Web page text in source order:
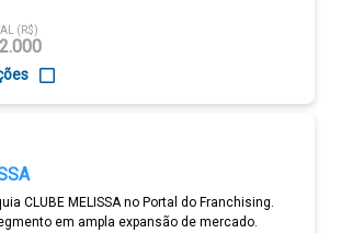
(R$)
CLUBE MELISSA no Portal do Franchising.
em ampla expansão de mercado.